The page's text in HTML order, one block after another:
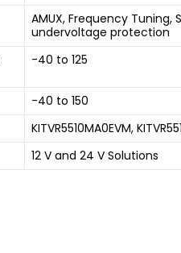
AMUX, Frequency
undervoltage protection
-40 to 125
-40 to 150
KITVR5510MA0EVM,
12 V and 24 V Solutions